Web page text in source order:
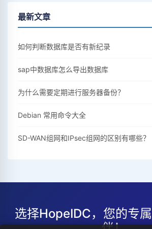
最新文章
如何判断数据库是否有新纪录
sap中数据库怎么导出数据库
为什么需要定期进行服务器备份？
Debian 常用命令大全
SD-WAN组网和IPsec组网的区别有哪些？
选择HopeIDC，您的专属